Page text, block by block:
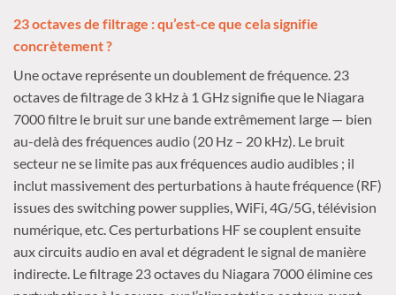
23 octaves de filtrage : qu’est-ce que cela signifie
concrètement ?
Une octave représente un doublement de fréquence. 23
octaves de filtrage de 3 kHz à 1 GHz signifie que le Niagara
7000 filtre le bruit sur une bande extrêmement large — bien
au-delà des fréquences audio (20 Hz – 20 kHz). Le bruit
secteur ne se limite pas aux fréquences audio audibles ; il
inclut massivement des perturbations à haute fréquence (RF)
issues des switching power supplies, WiFi, 4G/5G, télévision
numérique, etc. Ces perturbations HF se couplent ensuite
aux circuits audio en aval et dégradent le signal de manière
indirecte. Le filtrage 23 octaves du Niagara 7000 élimine ces